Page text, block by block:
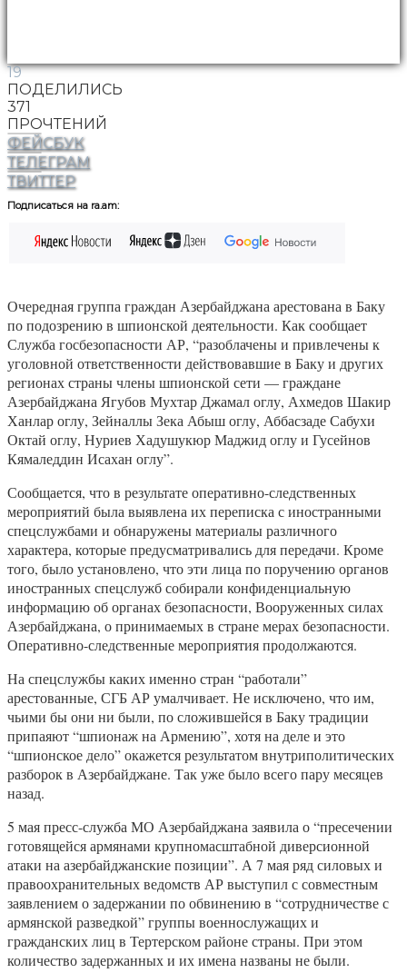
19
ПОДЕЛИЛИСЬ
371
ПРОЧТЕНИЙ
ФЕЙСБУК
ТЕЛЕГРАМ
ТВИТТЕР
Подписаться на ra.am:
Очередная группа граждан Азербайджана арестована в Баку
по подозрению в шпионской деятельности. Как сообщает
Служба госбезопасности АР, “разоблачены и привлечены к
уголовной ответственности действовавшие в Баку и других
регионах страны члены шпионской сети — граждане
Азербайджана Ягубов Мухтар Джамал оглу, Ахмедов Шакир
Ханлар оглу, Зейналлы Зека Абыш оглу, Аббасзаде Сабухи
Октай оглу, Нуриев Хадушукюр Маджид оглу и Гусейнов
Кямаледдин Исахан оглу”.
Сообщается, что в результате оперативно-следственных
мероприятий была выявлена их переписка с иностранными
спецслужбами и обнаружены материалы различного
характера, которые предусматривались для передачи. Кроме
того, было установлено, что эти лица по поручению органов
иностранных спецслужб собирали конфиденциальную
информацию об органах безопасности, Вооруженных силах
Азербайджана, о принимаемых в стране мерах безопасности.
Оперативно-следственные мероприятия продолжаются.
На спецслужбы каких именно стран “работали”
арестованные, СГБ АР умалчивает. Не исключено, что им,
чьими бы они ни были, по сложившейся в Баку традиции
припаяют “шпионаж на Армению”, хотя на деле и это
“шпионское дело” окажется результатом внутриполитических
разборок в Азербайджане. Так уже было всего пару месяцев
назад.
5 мая пресс-служба МО Азербайджана заявила о “пресечении
готовящейся армянами крупномасштабной диверсионной
атаки на азербайджанские позиции”. А 7 мая ряд силовых и
правоохранительных ведомств АР выступил с совместным
заявлением о задержании по обвинению в “сотрудничестве с
армянской разведкой” группы военнослужащих и
гражданских лиц в Тертерском районе страны. При этом
количество задержанных и их имена названы не были.